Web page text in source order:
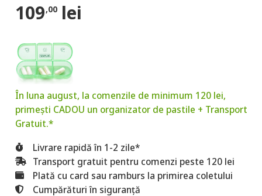
109,00 lei
În luna august, la comenzile de minimum 120 lei,
primești CADOU un organizator de pastile + Transport
Gratuit.*
Livrare rapidă în 1-2 zile*
Transport gratuit pentru comenzi peste 120 lei
Plată cu card sau ramburs la primirea coletului
Cumpărături în siguranță